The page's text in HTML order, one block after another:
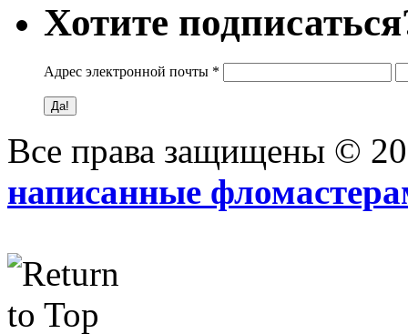
Хотите
Адрес электронной почты *
Все права защищены ©
написанные